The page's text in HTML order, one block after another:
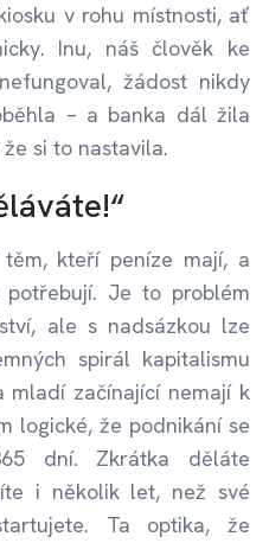
v rohu místnosti, ať
Inu, náš člověk ke
žádost nikdy
– a banka dál žila
si to nastavila.
kteří peníze mají, a
Je to problém
ale s nadsázkou lze
spirál kapitalismu
mladí začínající nemají k
logické, že podnikání se
dní. Zkrátka děláte
i několik let, než své
Ta optika, že